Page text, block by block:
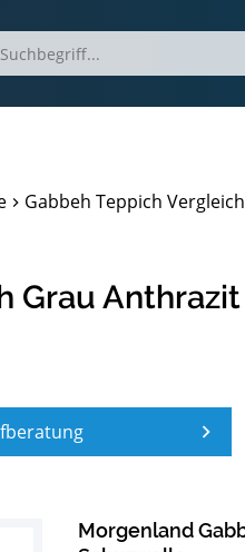
Gabbeh Teppich Vergleich
Grau
Morgenland